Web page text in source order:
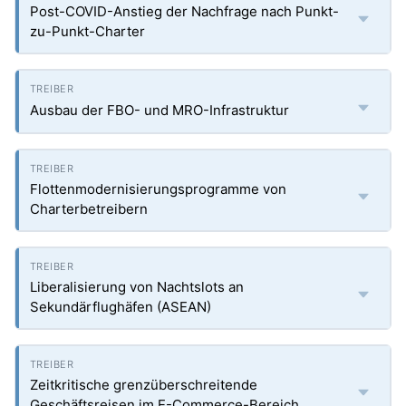
Post-COVID-Anstieg der Nachfrage nach Punkt-
zu-Punkt-Charter
Ausbau der FBO- und MRO-Infrastruktur
Flottenmodernisierungsprogramme von
Charterbetreibern
Liberalisierung von Nachtslots an
Sekundärflughäfen (ASEAN)
Zeitkritische grenzüberschreitende